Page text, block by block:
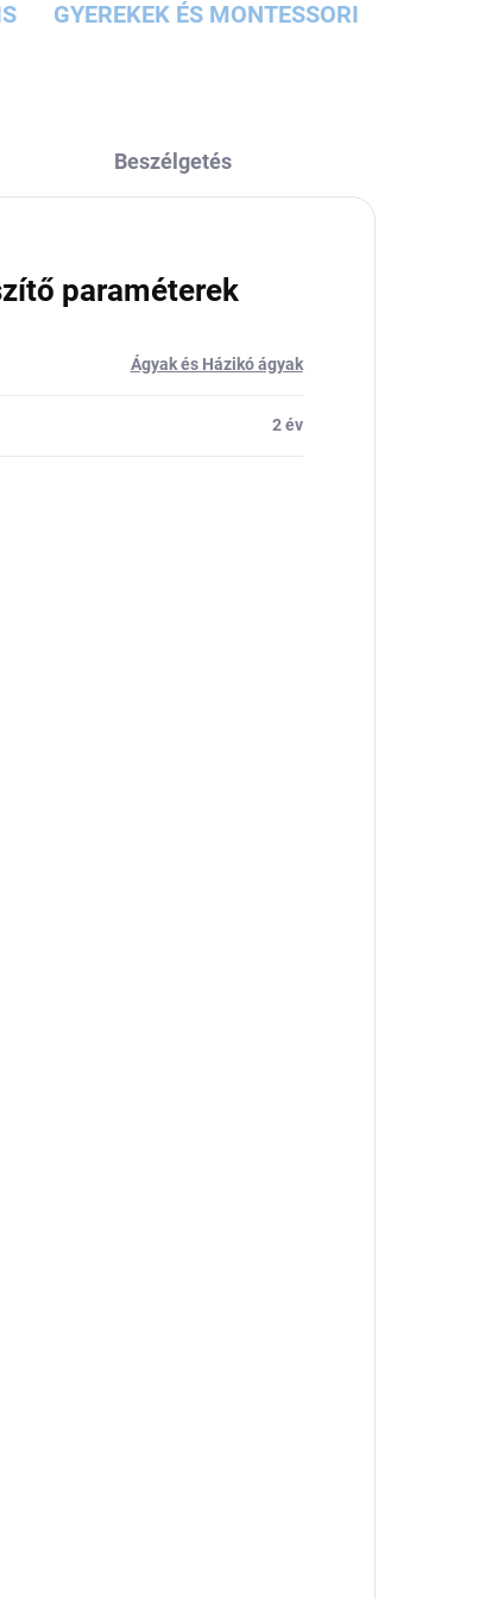
GYEREKEK ÉS MONTESSORI
Beszélgetés
paraméterek
Ágyak és Házikó ágyak
2 év